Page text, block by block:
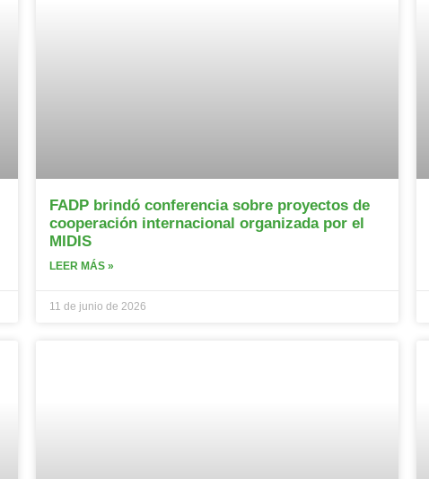
FADP brindó conferencia sobre proyectos de
cooperación internacional organizada por el
MIDIS
LEER MÁS »
11 de junio de 2026